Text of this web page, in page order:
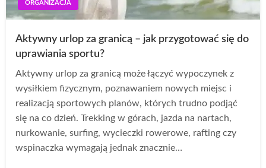
ORGANIZACJA
Aktywny urlop za granicą – jak przygotować się do
uprawiania sportu?
Aktywny urlop za granicą może łączyć wypoczynek z
wysiłkiem fizycznym, poznawaniem nowych miejsc i
realizacją sportowych planów, których trudno podjąć
się na co dzień. Trekking w górach, jazda na nartach,
nurkowanie, surfing, wycieczki rowerowe, rafting czy
wspinaczka wymagają jednak znacznie…